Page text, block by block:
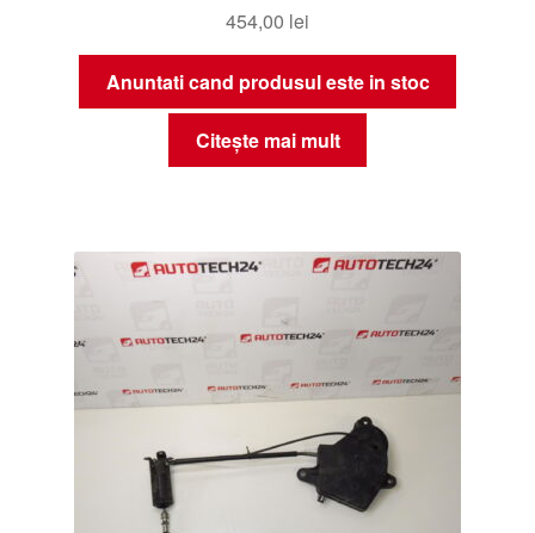
454,00 lei
Anuntati cand produsul este in stoc
Citește mai mult